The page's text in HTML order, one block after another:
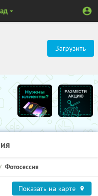
Загрузить
Фотосессия
Показать на карте